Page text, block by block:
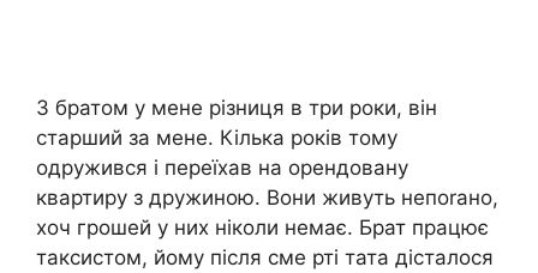
З братом у мене різниця в три роки, він
старший за мене. Кілька років тому
одружився і переїхав на орендовану
квартиру з дружиною. Вони живуть непоrано,
хоч грошей у них ніколи немає. Брат працює
таксистом, йому після сме рті тата дісталося